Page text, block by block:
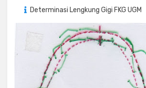
Determinasi Lengkung Gigi FKG UGM